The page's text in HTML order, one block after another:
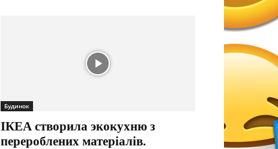
Будинок
ІКЕА створила экокухню з
перероблених матеріалів.